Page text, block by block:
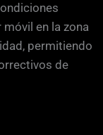
en la zona
permitiendo
de